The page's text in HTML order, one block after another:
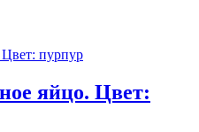
яйцо. Цвет: